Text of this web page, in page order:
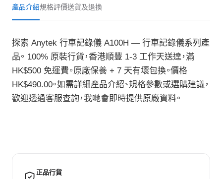
產品介紹規格評價送貨及退換
探索 Anytek 行車記錄儀 A100H — 行車記錄儀系列產
品。 100% 原裝行貨，香港順豐 1-3 工作天送達，滿
HK$500 免運費。原廠保養 + 7 天有壞包換。價格
HK$490.00。如需詳細產品介紹、規格參數或選購建議，
歡迎透過客服查詢，我哋會即時提供原廠資料。
正品行貨